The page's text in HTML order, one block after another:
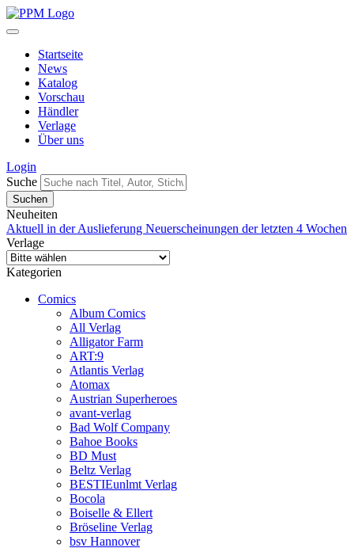
Startseite
News
Katalog
Vorschau
Händler
Verlage
Über uns
Login
Suche
Neuheiten
Aktuell in der Auslieferung Neuerscheinungen der letzten 4 Wochen
Verlage
Kategorien
Comics
Album Comics
All Verlag
Alligator Farm
ART:9
Atlantis Verlag
Atomax
Austrian Superheroes
avant-verlag
Bad Wolf Company
Bahoe Books
BD Must
Beltz Verlag
BESTIEunlmt Verlag
Bocola
Boiselle & Ellert
Bröseline Verlag
bsv Hannover